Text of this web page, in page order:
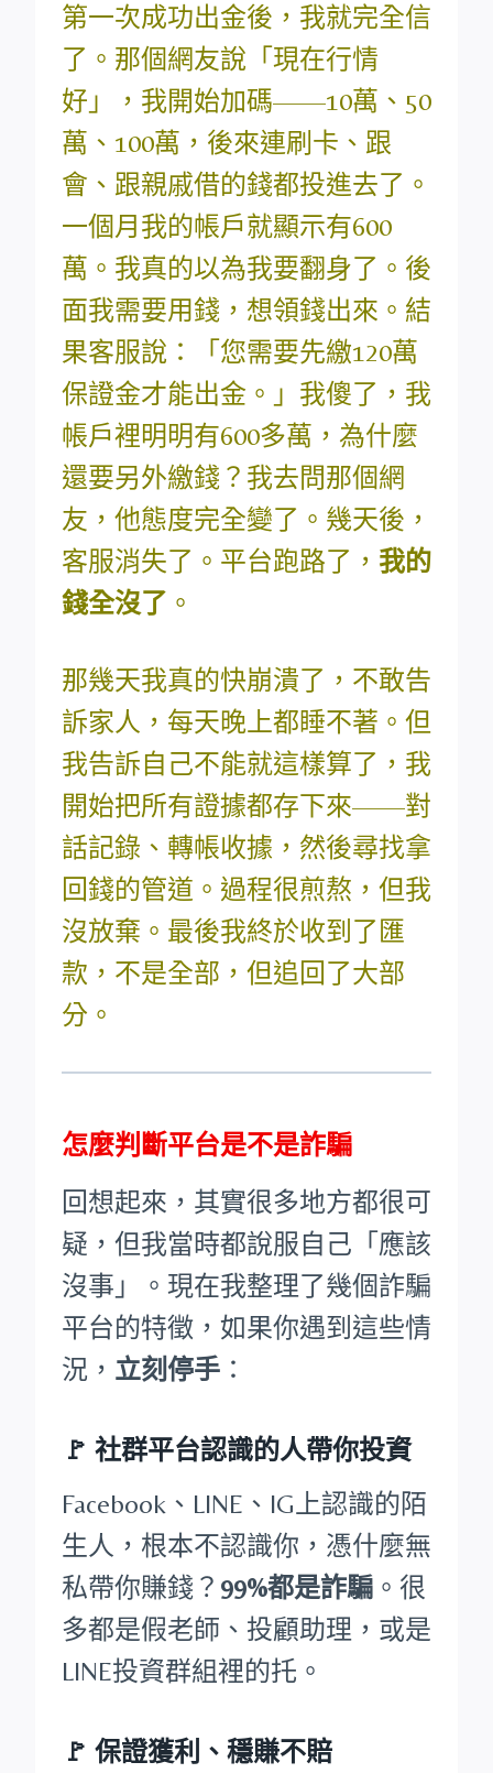
第一次成功出金後，我就完全信
了。那個網友說「現在行情
好」，我開始加碼——10萬、50
萬、100萬，後來連刷卡、跟
會、跟親戚借的錢都投進去了。
一個月我的帳戶就顯示有600
萬。我真的以為我要翻身了。後
面我需要用錢，想領錢出來。結
果客服說：「您需要先繳120萬
保證金才能出金。」我傻了，我
帳戶裡明明有600多萬，為什麼
還要另外繳錢？我去問那個網
友，他態度完全變了。幾天後，
客服消失了。平台跑路了， 我的
錢全沒了 。
那幾天我真的快崩潰了，不敢告
訴家人，每天晚上都睡不著。但
我告訴自己不能就這樣算了，我
開始把所有證據都存下來——對
話記錄、轉帳收據，然後尋找拿
回錢的管道。過程很煎熬，但我
沒放棄。最後我終於收到了匯
款，不是全部，但追回了大部
分。
怎麼判斷平台是不是詐騙
回想起來，其實很多地方都很可
疑，但我當時都說服自己「應該
沒事」。現在我整理了幾個詐騙
平台的特徵，如果你遇到這些情
況， 立刻停手 ：
🚩 社群平台認識的人帶你投資
Facebook、LINE、IG上認識的陌
生人，根本不認識你，憑什麼無
私帶你賺錢？ 99%都是詐騙 。很
多都是假老師、投顧助理，或是
LINE投資群組裡的托。
🚩 保證獲利、穩賺不賠